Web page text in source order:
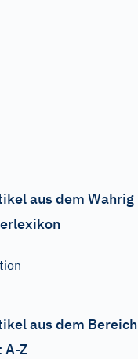
aus dem Wahrig
aus dem Bereich
A-Z